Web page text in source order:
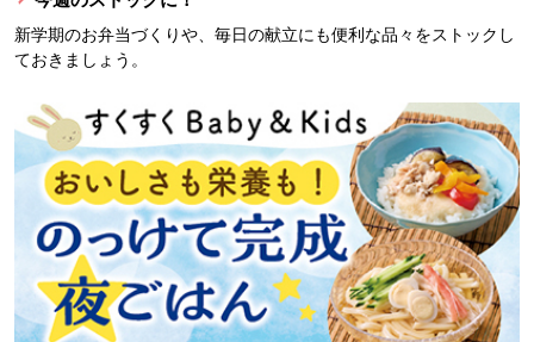
新学期のお弁当づくりや、毎日の献立にも便利な品々をストックし
ておきましょう。